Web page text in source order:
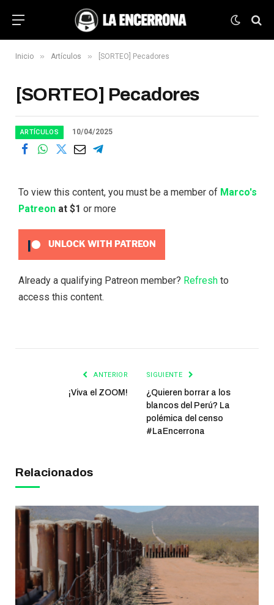
Inicio » Artículos » [SORTEO] Pecadores
[SORTEO] Pecadores
ARTÍCULOS 10/04/2025
To view this content, you must be a member of Marco's
Patreon at $1 or more
UNLOCK WITH PATREON
Already a qualifying Patreon member? Refresh to
access this content.
ANTERIOR
¡Viva el ZOOM!
SIGUIENTE
¿Quieren borrar a los
blancos del Perú? La
polémica del censo
#LaEncerrona
Relacionados